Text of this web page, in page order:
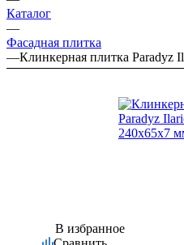
Каталог
—
Фасадная плитка
—Клинкерная плитка Paradyz
В избранное